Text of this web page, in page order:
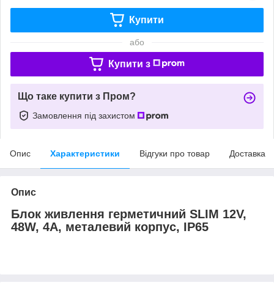
Купити
або
Купити з
Що таке купити з Пром?
Замовлення під захистом
Опис Характеристики Відгуки про товар Доставка
Опис
Блок живлення герметичний SLIM 12V,
48W, 4А, металевий корпус, IP65